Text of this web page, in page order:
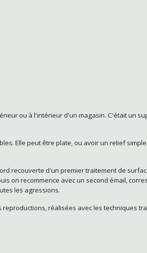
ou à l'intérieur d'un magasin. C'était un
Elle peut être plate, ou avoir un relief
recouverte d'un premier traitement de
on recommence avec un second émail,
les agressions.
réalisées avec les techniques